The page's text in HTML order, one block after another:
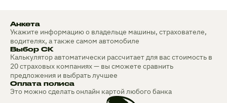
Анкета
Укажите информацию о владельце машины, страхователе,
водителях, а также самом автомобиле
Выбор СК
Калькулятор автоматически рассчитает для вас стоимость в
20 страховых компаниях — вы сможете сравнить
предложения и выбрать лучшее
Оплата полиса
Это можно сделать онлайн картой любого банка